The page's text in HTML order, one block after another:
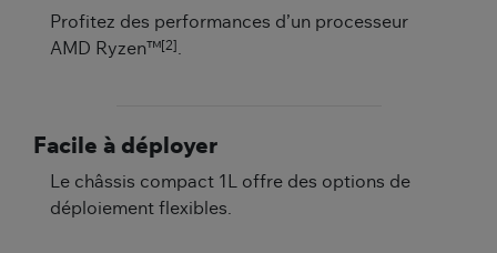
Profitez des performances d’un processeur
AMD Ryzen™[2]
Facile à déployer
Le châssis compact 1L offre des options de
déploiement flexibles.